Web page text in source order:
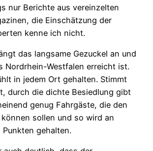
nur Berichte aus vereinzelten
die Einschätzung der
kenne ich nicht.
das langsame Gezuckel an und
Nordrhein-Westfalen erreicht ist.
in jedem Ort gehalten. Stimmt
durch die dichte Besiedlung gibt
genug Fahrgäste, die den
können sollen und so wird an
gehalten.